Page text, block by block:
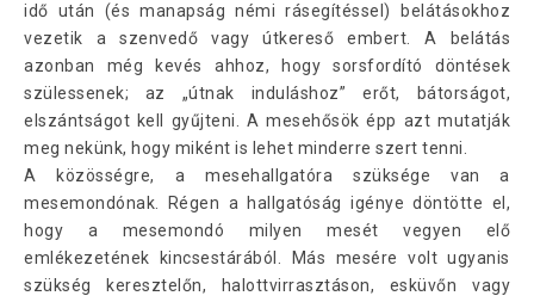
idő után (és manapság némi rásegítéssel) belátásokhoz
vezetik a szenvedő vagy útkereső embert. A belátás
azonban még kevés ahhoz, hogy sorsfordító döntések
szülessenek; az „útnak induláshoz” erőt, bátorságot,
elszántságot kell gyűjteni. A mesehősök épp azt mutatják
meg nekünk, hogy miként is lehet minderre szert tenni.
A közösségre, a mesehallgatóra szüksége van a
mesemondónak. Régen a hallgatóság igénye döntötte el,
hogy a mesemondó milyen mesét vegyen elő
emlékezetének kincsestárából. Más mesére volt ugyanis
szükség keresztelőn, halottvirrasztáson, esküvőn vagy